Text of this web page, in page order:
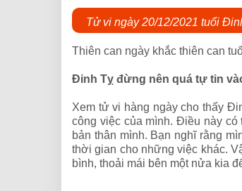
Tử vi ngày 20/12/2021 tuổi
Thiên can ngày khắc thiên can
Đinh Tỵ đừng nên quá tự tin
Xem tử vi hàng ngày cho thấy
công việc của mình. Điều này
bản thân mình. Bạn nghĩ rằng
thời gian cho những việc khác.
bình, thoải mái bên một nửa kia